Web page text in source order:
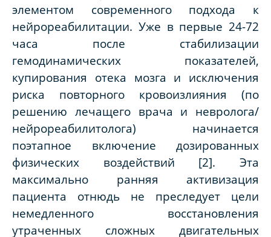
элементом современного подхода к
нейрореабилитации. Уже в первые 24-72
часа после стабилизации
гемодинамических показателей,
купирования отека мозга и исключения
риска повторного кровоизлияния (по
решению лечащего врача и невролога/
нейрореабилитолога) начинается
поэтапное включение дозированных
физических воздействий [2]. Эта
максимально ранняя активизация
пациента отнюдь не преследует цели
немедленного восстановления
утраченных сложных двигательных